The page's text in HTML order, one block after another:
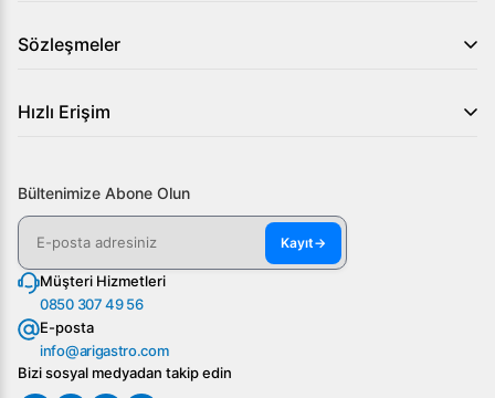
Sözleşmeler
Hızlı Erişim
Bültenimize Abone Olun
Kayıt→
Müşteri Hizmetleri
0850 307 49 56
E-posta
info@arigastro.com
Bizi sosyal medyadan takip edin